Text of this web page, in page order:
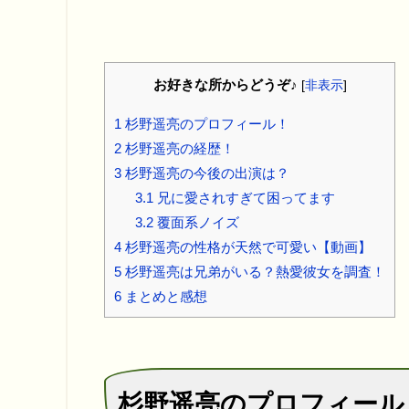
お好きな所からどうぞ♪ [非表示]
1 杉野遥亮のプロフィール！
2 杉野遥亮の経歴！
3 杉野遥亮の今後の出演は？
3.1 兄に愛されすぎて困ってます
3.2覆面系ノイズ
4 杉野遥亮の性格が天然で可愛い【動画】
5 杉野遥亮は兄弟がいる？熱愛彼女を調査！
6 まとめと感想